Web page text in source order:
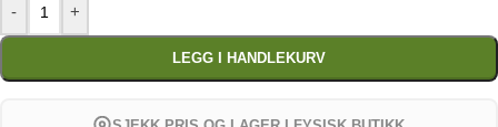
- +
LEGG I HANDLEKURV